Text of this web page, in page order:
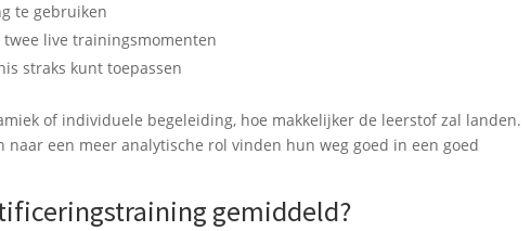
te gebruiken
live trainingsmomenten
straks kunt toepassen
of individuele begeleiding, hoe makkelijker de leerstof zal landen.
een meer analytische rol vinden hun weg goed in een goed
gemiddeld?